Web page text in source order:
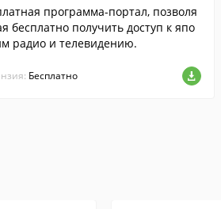
программа-портал, позволя
бесплатно получить доступ к япо
радио и телевидению.
Бесплатно